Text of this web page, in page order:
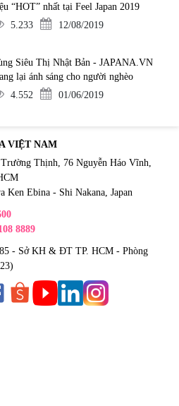
“HOT” nhất tại Feel Japan 2019
5.233
12/08/2019
Siêu Thị Nhật Bản - JAPANA.VN
lại ánh sáng cho người nghèo
4.552
01/06/2019
VIỆT NAM
Thịnh, 76 Nguyễn Háo Vĩnh,
Ken Ebina - Shi Nakana, Japan
8889
- Sở KH & ĐT TP. HCM - Phòng